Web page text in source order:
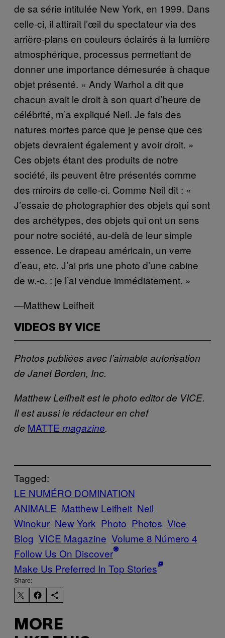
de sa série intitulée New York, en 1999. Dans
celle-ci, il attirait l’œil du spectateur via des
arrière-plans en couleurs éclairés à la lumière
atmosphérique, processus permettant de
donner une importance démesurée à chaque
objet présenté. « Andy Warhol a dit que
chacun avait le droit à son quart d’heure de
célébrité, m’a expliqué Neil. Je fais des
natures mortes parce que je pense que ces
objets devraient également y avoir droit. »
Ces objets étant des produits de notre
société, ils peuvent être présentés comme
des miroirs de celle-ci. Comme Neil dit : «
J’essaie de photographier des objets qui sont
des archétypes, des objets qui ont un sens
pour notre société, au-delà de leur simple
essence. Le drapeau américain, un verre
d’eau, etc. J’ai pris une photo d’une cabine
de w.-c. : je l’ai vendue immédiatement. »
—Matthew Leifheit
VIDEOS BY VICE
Photos publiées avec l’aimable autorisation
de Janet Borden, Inc.
Matthew Leifheit est le photo editor de VICE.
Il est aussi le rédacteur en chef
de MATTE magazine.
Tagged:
LE NUMÉRO DOMINATION
ANIMALE Matthew Leifheit Neil
Winokur New York Photo Photos Vice
Blog VICE Magazine Volume 8 Número 4
Follow Us On Discover
Make Us Preferred In Top Stories
Share:
MORE